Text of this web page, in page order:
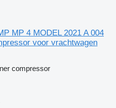
MP 4 MODEL 2021 A 004
voor vrachtwagen
compressor